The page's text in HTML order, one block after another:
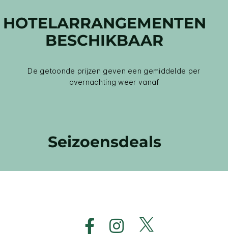
HOTELARRANGEMENTEN
BESCHIKBAAR
De getoonde prijzen geven een gemiddelde per
overnachting weer vanaf
Seizoensdeals